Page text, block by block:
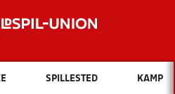
Hvad vil du søge efter?
SPILLESTED KAMP